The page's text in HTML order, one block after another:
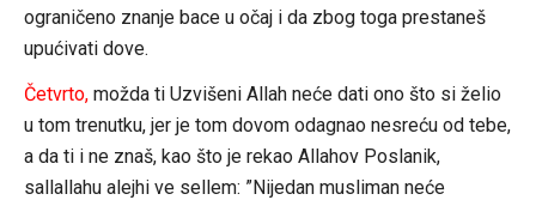
ograničeno znanje bace u očaj i da zbog toga prestaneš
upućivati dove.
Četvrto,možda ti Uzvišeni Allah neće dati ono što si želio
u tom trenutku, jer je tom dovom odagnao nesreću od tebe,
a da ti i ne znaš, kao što je rekao Allahov Poslanik,
sallallahu alejhi ve sellem: ”Nijedan musliman neće